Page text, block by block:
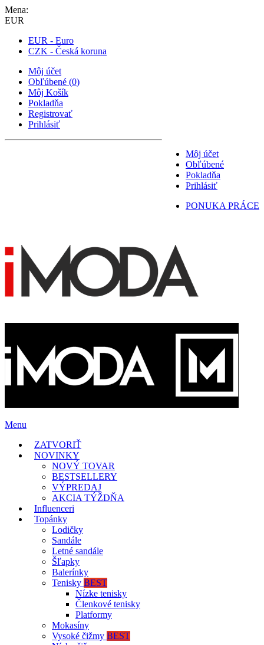
Mena:
EUR
EUR - Euro
CZK - Česká koruna
Môj účet
Obľúbené (0)
Môj Košík
Pokladňa
Registrovať
Prihlásiť
Môj účet
Obľúbené
Pokladňa
Prihlásiť
PONUKA PRÁCE
Menu
ZATVORIŤ
NOVINKY
NOVÝ TOVAR
BESTSELLERY
VÝPREDAJ
AKCIA TÝŽDŇA
Influenceri
Topánky
Lodičky
Sandále
Letné sandále
Šľapky
Balerínky
Tenisky BEST
Nízke tenisky
Členkové tenisky
Platformy
Mokasíny
Vysoké čižmy BEST